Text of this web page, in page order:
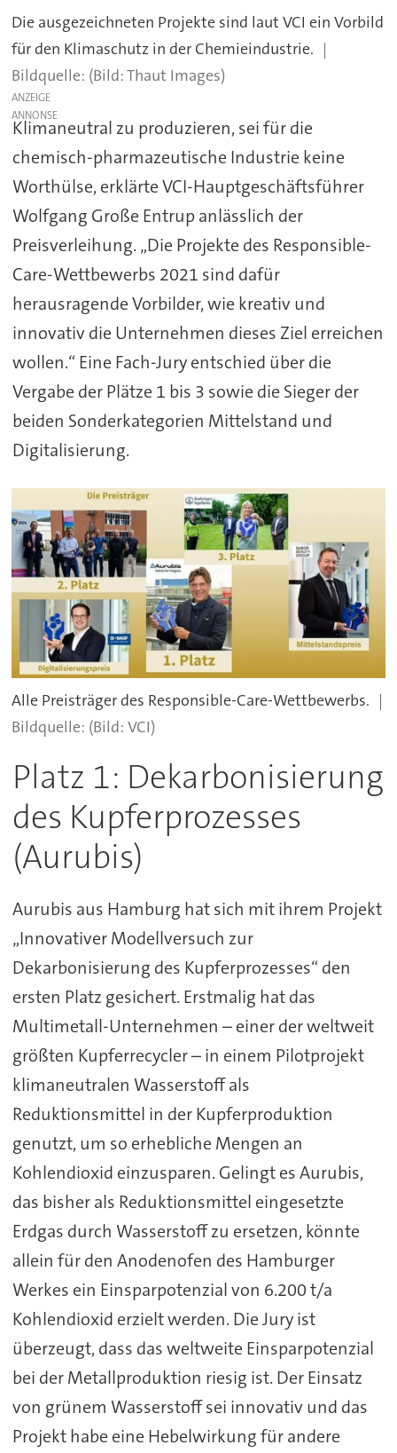
Die ausgezeichneten Projekte sind laut VCI ein Vorbild
für den Klimaschutz in der Chemieindustrie.
(Bild: Thaut Images)
ANZEIGE
Klimaneutral zu produzieren, sei für die
chemisch-pharmazeutische Industrie keine
Worthülse, erklärte VCI-Hauptgeschäftsführer
Wolfgang Große Entrup anlässlich der
Preisverleihung. „Die Projekte des Responsible-
Care-Wettbewerbs 2021 sind dafür
herausragende Vorbilder, wie kreativ und
innovativ die Unternehmen dieses Ziel erreichen
wollen.“ Eine Fach-Jury entschied über die
Vergabe der Plätze 1 bis 3 sowie die Sieger der
beiden Sonderkategorien Mittelstand und
Digitalisierung.
Alle Preisträger des Responsible-Care-Wettbewerbs.
(Bild: VCI)
Platz 1: Dekarbonisierung
des Kupferprozesses
(Aurubis)
Aurubis aus Hamburg hat sich mit ihrem Projekt
„Innovativer Modellversuch zur
Dekarbonisierung des Kupferprozesses“ den
ersten Platz gesichert. Erstmalig hat das
Multimetall-Unternehmen – einer der weltweit
größten Kupferrecycler – in einem Pilotprojekt
klimaneutralen Wasserstoff als
Reduktionsmittel in der Kupferproduktion
genutzt, um so erhebliche Mengen an
Kohlendioxid einzusparen. Gelingt es Aurubis,
das bisher als Reduktionsmittel eingesetzte
Erdgas durch Wasserstoff zu ersetzen, könnte
allein für den Anodenofen des Hamburger
Werkes ein Einsparpotenzial von 6.200 t/a
Kohlendioxid erzielt werden. Die Jury ist
überzeugt, dass das weltweite Einsparpotenzial
bei der Metallproduktion riesig ist. Der Einsatz
von grünem Wasserstoff sei innovativ und das
Projekt habe eine Hebelwirkung für andere